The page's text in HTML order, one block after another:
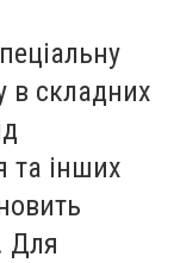
в складних
та інших
Для